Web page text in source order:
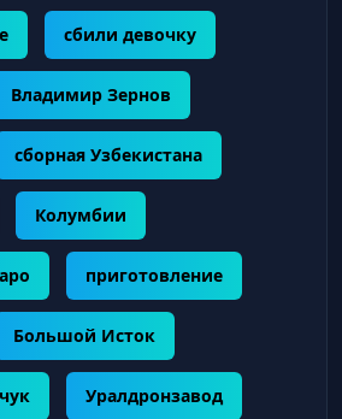
сбили девочку
Владимир Зернов
сборная Узбекистана
Колумбии
приготовление
Большой Исток
Уралдронзавод